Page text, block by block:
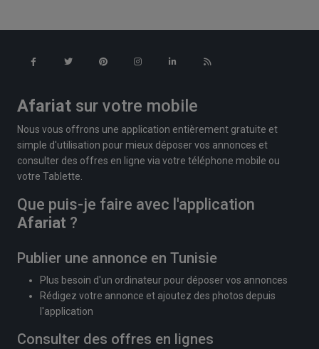
Afariat sur votre mobile
Nous vous offrons une application entièrement gratuite et
simple d'utilisation pour mieux déposer vos annonces et
consulter des offres en ligne via votre téléphone mobile ou
votre Tablette.
Que puis-je faire avec l'application
Afariat ?
Publier une annonce en Tunisie
Plus besoin d'un ordinateur pour déposer vos annonces
Rédigez votre annonce et ajoutez des photos depuis
l'application
Consulter des offres en lignes